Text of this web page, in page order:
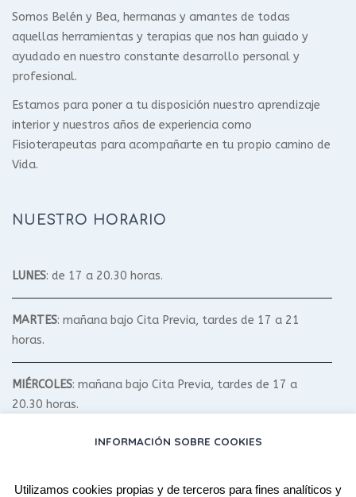
Somos Belén y Bea, hermanas y amantes de todas
aquellas herramientas y terapias que nos han guiado y
ayudado en nuestro constante desarrollo personal y
profesional.
Estamos para poner a tu disposición nuestro aprendizaje
interior y nuestros años de experiencia como
Fisioterapeutas para acompañarte en tu propio camino de
Vida.
NUESTRO HORARIO
LUNES: de 17 a 20.30 horas.
MARTES: mañana bajo Cita Previa, tardes de 17 a 21
horas.
MIÉRCOLES: mañana bajo Cita Previa, tardes de 17 a
20.30 horas.
: mañana bajo Cita Previa, tardes de 17 a 20.30
INFORMACIÓN SOBRE COOKIES
Utilizamos cookies propias y de terceros para fines analíticos y